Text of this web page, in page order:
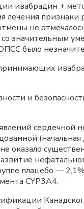
ивабрадин +
не
значительным
было
и
оказало
плацебо —
CYP3A4.